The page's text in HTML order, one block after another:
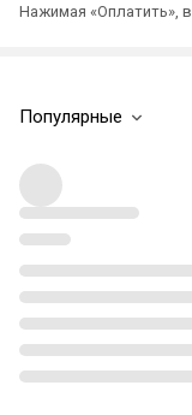
Нажимая «Оплатить»,
Популярные